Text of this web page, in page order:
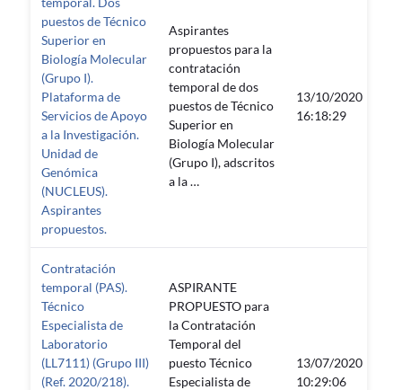
puestos de Técnico
Superior en
Biología Molecular
(Grupo I).
Plataforma de
Servicios de Apoyo
a la Investigación.
Unidad de
Genómica
(NUCLEUS).
Aspirantes
propuestos.
Aspirantes
propuestos para la
contratación
temporal de dos
puestos de Técnico
Superior en
Biología Molecular
(Grupo I), adscritos
a la …
13/10/2020
16:18:29
Contratación
temporal (PAS).
Técnico
Especialista de
Laboratorio
(LL7111) (Grupo III)
(Ref. 2020/218).
ASPIRANTE
PROPUESTO para
la Contratación
Temporal del
puesto Técnico
Especialista de
13/07/2020
10:29:06